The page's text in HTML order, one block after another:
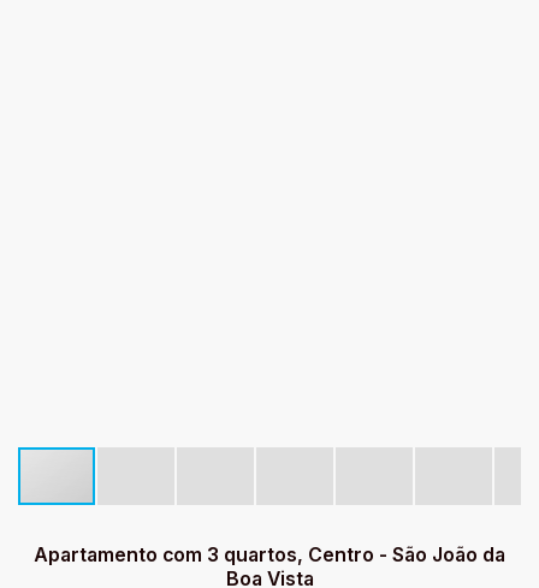
Apartamento com 3 quartos, Centro - São João da
Boa Vista